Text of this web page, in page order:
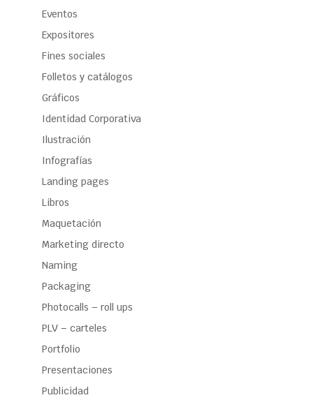
Eventos
Expositores
Fines sociales
Folletos y catálogos
Gráficos
Identidad Corporativa
Ilustración
Infografías
Landing pages
Libros
Maquetación
Marketing directo
Naming
Packaging
Photocalls – roll ups
PLV – carteles
Portfolio
Presentaciones
Publicidad